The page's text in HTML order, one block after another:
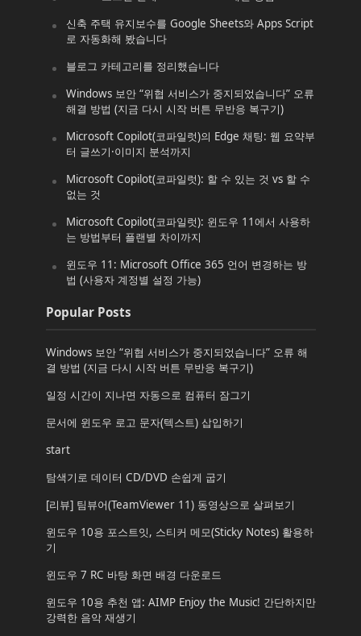
신축 주택 유지보수를 Google Sheets와 Apps Script
로 자동화해 봤습니다
블로그 카테고리를 정리했습니다
Windows 보안 “위협 서비스가 중지되었습니다” 오류
해결 방법 (지금 다시 시작 버튼 무반응 복구기)
Microsoft Copilot(코파일럿)의 Edge 채팅: 웹 요약부
터 글쓰기·이미지 분석까지
Microsoft Copilot(코파일럿): 할 수 있는 것 vs 할 수
없는 것
Microsoft Copilot(코파일럿): 윈도우 11에서 사용하
는 방법부터 플랜별 차이까지
윈도우 11: Microsoft Office 365 언어 변경하는 방
법 (사용자 계정별 설정 가능)
Popular Posts
Windows 보안 “위협 서비스가 중지되었습니다” 오류 해
결 방법 (지금 다시 시작 버튼 무반응 복구기)
일정 시간이 지나면 자동으로 컴퓨터 잠그기
문서에 윈도우 로고 문자(텍스트) 삽입하기
start
탐색기로 데이터 CD/DVD 손쉽게 굽기
[리뷰] 팀뷰어(TeamViewer 11) 동영상으로 살펴보기
윈도우 10용 포스트잇, 스티커 메모(Sticky Notes) 활용하
기
윈도우 7 RC 바탕 화면 배경 다운로드
윈도우 10용 추천 앱: AIMP Enjoy the Music! 간단하지만
강력한 음악 재생기